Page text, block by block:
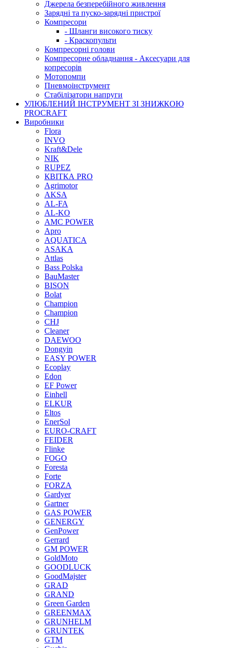
Джерела безперебійного живлення
Зарядні та пуско-зарядні пристрої
Компресори
- Шланги високого тиску
- Краскопульти
Компресорні голови
Компресорне обладнання - Аксесуари для
копресорів
Мотопомпи
Пневмоінструмент
Стабілізатори напруги
УЛЮБЛЕНИЙ ІНСТРУМЕНТ ЗІ ЗНИЖКОЮ
PROCRAFT
Виробники
Flora
INVO
Kraft&Dele
NIK
RUPEZ
КВІТКА PRO
Agrimotor
AKSA
AL-FA
AL-KO
AMC POWER
Apro
AQUATICA
ASAKA
Attlas
Bass Polska
BauMaster
BISON
Bolat
Champion
Champion
CHJ
Cleaner
DAEWOO
Dongyin
EASY POWER
Ecoplay
Edon
EF Power
Einhell
ELKUR
Eltos
EnerSol
EURO-CRAFT
FEIDER
Flinke
FOGO
Foresta
Forte
FORZA
Gardyer
Gartner
GAS POWER
GENERGY
GenPower
Gerrard
GM POWER
GoldMoto
GOODLUCK
GoodMajster
GRAD
GRAND
Green Garden
GREENMAX
GRUNHELM
GRUNTEK
GTM